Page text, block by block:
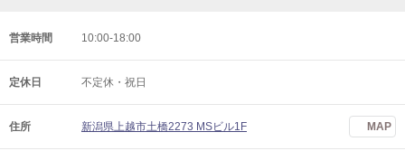
営業時間 10:00-18:00
定休日 不定休・祝日
住所 新潟県上越市土橋2273 MSビル1F MAP